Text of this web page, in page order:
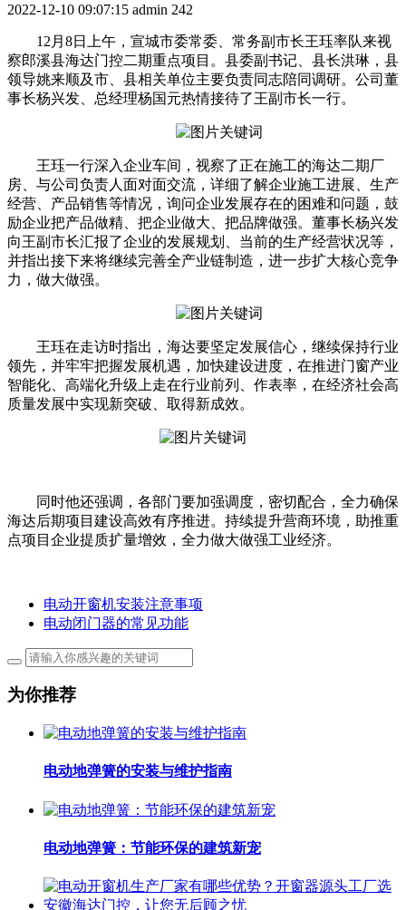
2022-12-10 09:07:15 admin 242
12月8日上午，宣城市委常委、常务副市长王珏率队来视
察郎溪县海达门控二期重点项目。县委副书记、县长洪琳，县
领导姚来顺及市、县相关单位主要负责同志陪同调研。公司董
事长杨兴发、总经理杨国元热情接待了王副市长一行。
王珏一行深入企业车间，视察了正在施工的海达二期厂
房、与公司负责人面对面交流，详细了解企业施工进展、生产
经营、产品销售等情况，询问企业发展存在的困难和问题，鼓
励企业把产品做精、把企业做大、把品牌做强。董事长杨兴发
向王副市长汇报了企业的发展规划、当前的生产经营状况等，
并指出接下来将继续完善全产业链制造，进一步扩大核心竞争
力，做大做强。
王珏在走访时指出，海达要坚定发展信心，继续保持行业
领先，并牢牢把握发展机遇，加快建设进度，在推进门窗产业
智能化、高端化升级上走在行业前列、作表率，在经济社会高
质量发展中实现新突破、取得新成效。
同时他还强调，各部门要加强调度，密切配合，全力确保
海达后期项目建设高效有序推进。持续提升营商环境，助推重
点项目企业提质扩量增效，全力做大做强工业经济。
电动开窗机安装注意事项
电动闭门器的常见功能
为你推荐
电动地弹簧的安装与维护指南
电动地弹簧：节能环保的建筑新宠